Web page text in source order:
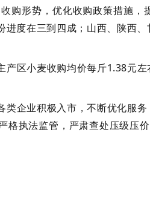
购形势，优化收购政策措施，
度在三到四成；山西、陕西
区小麦收购均价每斤1.38元
企业积极入市，不断优化服务
执法监管，严肃查处压级压